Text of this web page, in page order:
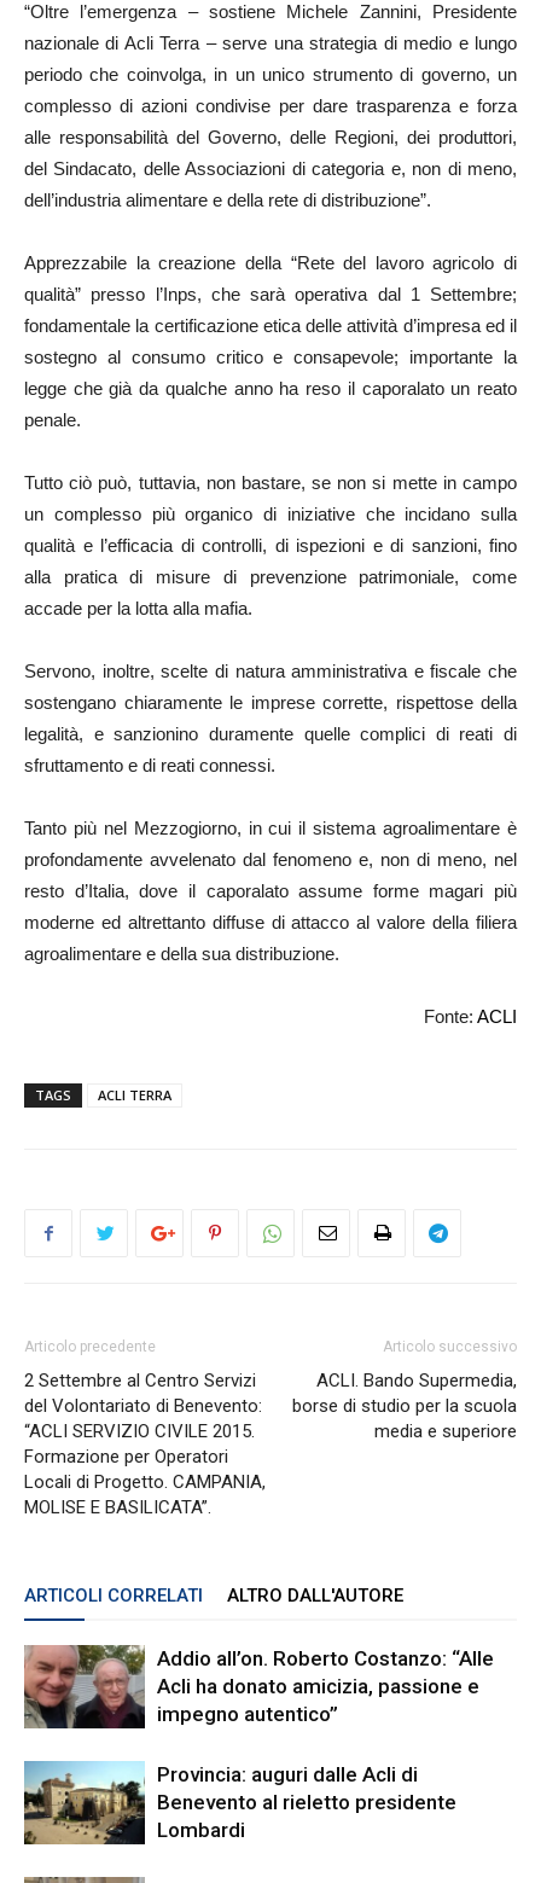
“Oltre l’emergenza – sostiene Michele Zannini, Presidente
nazionale di Acli Terra – serve una strategia di medio e lungo
periodo che coinvolga, in un unico strumento di governo, un
complesso di azioni condivise per dare trasparenza e forza
alle responsabilità del Governo, delle Regioni, dei produttori,
del Sindacato, delle Associazioni di categoria e, non di meno,
dell’industria alimentare e della rete di distribuzione”.
Apprezzabile la creazione della “Rete del lavoro agricolo di
qualità” presso l’Inps, che sarà operativa dal 1 Settembre;
fondamentale la certificazione etica delle attività d’impresa ed il
sostegno al consumo critico e consapevole; importante la
legge che già da qualche anno ha reso il caporalato un reato
penale.
Tutto ciò può, tuttavia, non bastare, se non si mette in campo
un complesso più organico di iniziative che incidano sulla
qualità e l’efficacia di controlli, di ispezioni e di sanzioni, fino
alla pratica di misure di prevenzione patrimoniale, come
accade per la lotta alla mafia.
Servono, inoltre, scelte di natura amministrativa e fiscale che
sostengano chiaramente le imprese corrette, rispettose della
legalità, e sanzionino duramente quelle complici di reati di
sfruttamento e di reati connessi.
Tanto più nel Mezzogiorno, in cui il sistema agroalimentare è
profondamente avvelenato dal fenomeno e, non di meno, nel
resto d’Italia, dove il caporalato assume forme magari più
moderne ed altrettanto diffuse di attacco al valore della filiera
agroalimentare e della sua distribuzione.
Fonte: ACLI
TAGS ACLI TERRA
Articolo precedente
2 Settembre al Centro Servizi
del Volontariato di Benevento:
“ACLI SERVIZIO CIVILE 2015.
Formazione per Operatori
Locali di Progetto. CAMPANIA,
MOLISE E BASILICATA”.
Articolo successivo
ACLI. Bando Supermedia,
borse di studio per la scuola
media e superiore
ARTICOLI CORRELATI ALTRO DALL'AUTORE
Addio all’on. Roberto Costanzo: “Alle
Acli ha donato amicizia, passione e
impegno autentico”
Provincia: auguri dalle Acli di
Benevento al rieletto presidente
Lombardi